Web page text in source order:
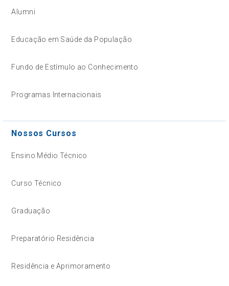
Alumni
Educação em Saúde da População
Fundo de Estímulo ao Conhecimento
Programas Internacionais
Nossos Cursos
Ensino Médio Técnico
Curso Técnico
Graduação
Preparatório Residência
Residência e Aprimoramento